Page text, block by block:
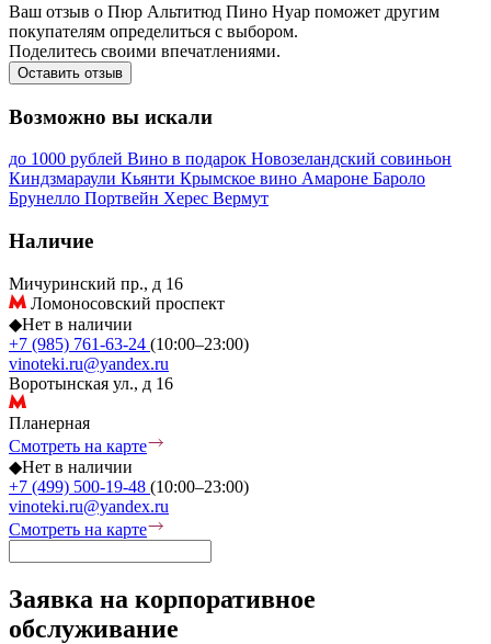
Ваш отзыв о Пюр Альтитюд Пино Нуар поможет другим
покупателям определиться с выбором.
Поделитесь своими впечатлениями.
Оставить отзыв
Возможно вы искали
до 1000 рублей Вино в подарок Новозеландский совиньон
Киндзмараули Кьянти Крымское вино Амароне Бароло
Брунелло Портвейн Херес Вермут
Наличие
Мичуринский пр., д 16
Ломоносовский проспект
◆Нет в наличии
+7 (985) 761-63-24 (10:00–23:00)
vinoteki.ru@yandex.ru
Воротынская ул., д 16
Планерная
Смотреть на карте
◆Нет в наличии
+7 (499) 500-19-48 (10:00–23:00)
vinoteki.ru@yandex.ru
Смотреть на карте
Заявка на корпоративное
обслуживание